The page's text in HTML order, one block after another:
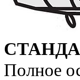
Полное